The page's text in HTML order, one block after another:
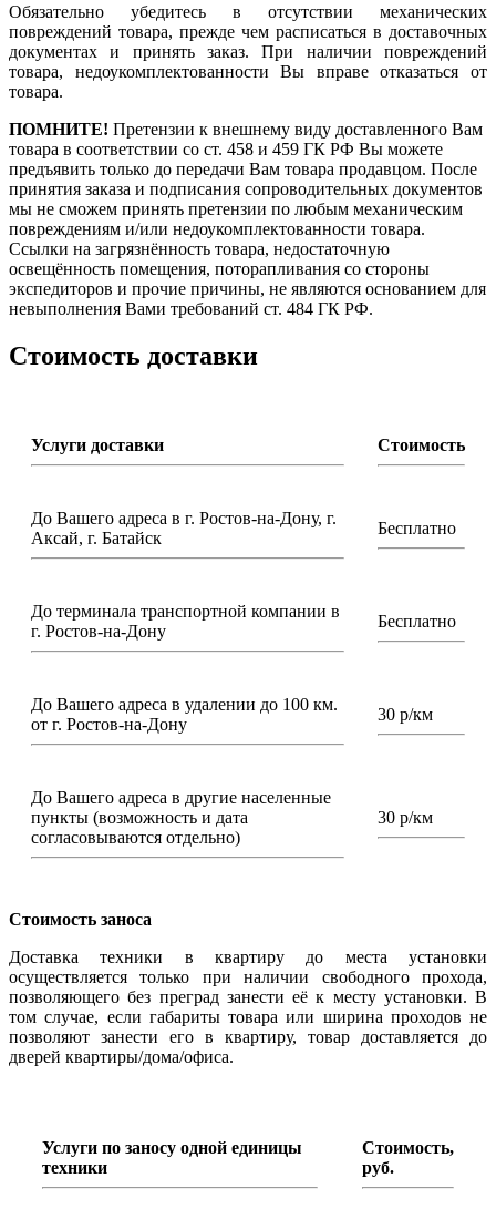
Обязательно убедитесь в отсутствии механических
повреждений товара, прежде чем расписаться в доставочных
документах и принять заказ. При наличии повреждений
товара, недоукомплектованности Вы вправе отказаться от
товара.
ПОМНИТЕ! Претензии к внешнему виду доставленного Вам
товара в соответствии со ст. 458 и 459 ГК РФ Вы можете
предъявить только до передачи Вам товара продавцом. После
принятия заказа и подписания сопроводительных документов
мы не сможем принять претензии по любым механическим
повреждениям и/или недоукомплектованности товара.
Ссылки на загрязнённость товара, недостаточную
освещённость помещения, поторапливания со стороны
экспедиторов и прочие причины, не являются основанием для
невыполнения Вами требований ст. 484 ГК РФ.
Стоимость доставки
Услуги доставки Стоимость
До Вашего адреса в г. Ростов-на-Дону, г.
Аксай, г. Батайск
Бесплатно
До терминала транспортной компании в
г. Ростов-на-Дону
Бесплатно
До Вашего адреса в удалении до 100 км.
от г. Ростов-на-Дону
30 р/км
До Вашего адреса в другие населенные
пункты (возможность и дата
согласовываются отдельно)
30 р/км
Стоимость заноса
Доставка техники в квартиру до места установки
осуществляется только при наличии свободного прохода,
позволяющего без преград занести её к месту установки. В
том случае, если габариты товара или ширина проходов не
позволяют занести его в квартиру, товар доставляется до
дверей квартиры/дома/офиса.
Услуги по заносу одной единицы
техники
Стоимость,
руб.